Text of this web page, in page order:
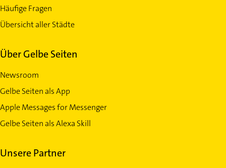
Häufige Fragen
Übersicht aller Städte
Über Gelbe Seiten
Newsroom
Gelbe Seiten als App
Apple Messages for Messenger
Gelbe Seiten als Alexa Skill
Unsere Partner